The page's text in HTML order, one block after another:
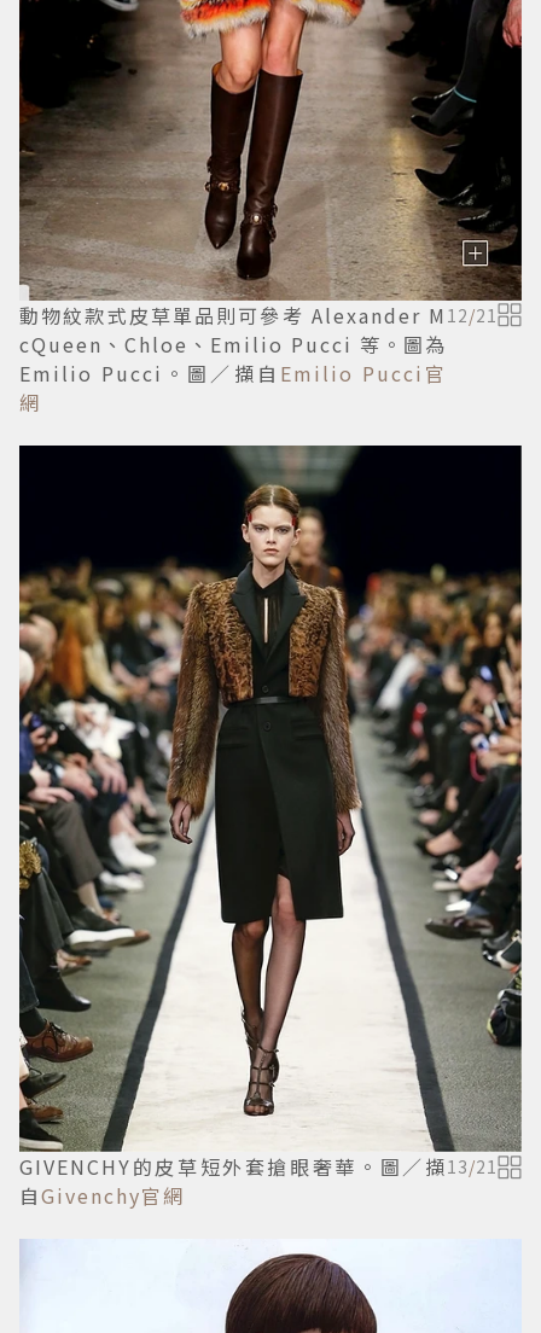
動物紋款式皮草單品則可參考 Alexander M
cQueen、Chloe、Emilio Pucci 等。圖為
Emilio Pucci。圖／擷自 Emilio Pucci官
網
12/21
GIVENCHY的皮草短外套搶眼奢華。圖／擷
自Givenchy官網
13/21